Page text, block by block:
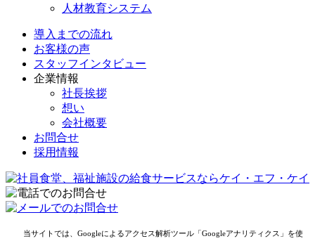
人材教育システム
導入までの流れ
お客様の声
スタッフインタビュー
企業情報
社長挨拶
想い
会社概要
お問合せ
採用情報
当サイトでは、Googleによるアクセス解析ツール「Googleアナリティクス」を使